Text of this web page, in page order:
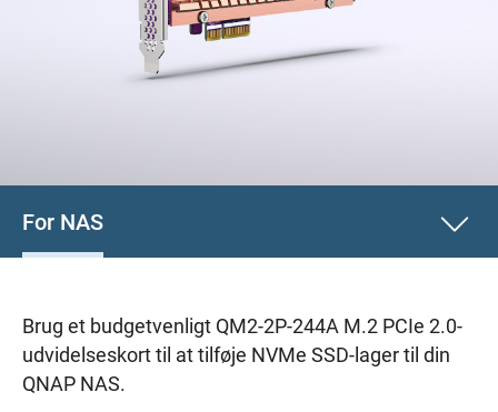
For NAS
Brug et budgetvenligt QM2-2P-244A M.2 PCIe 2.0-
udvidelseskort til at tilføje NVMe SSD-lager til din
QNAP NAS.